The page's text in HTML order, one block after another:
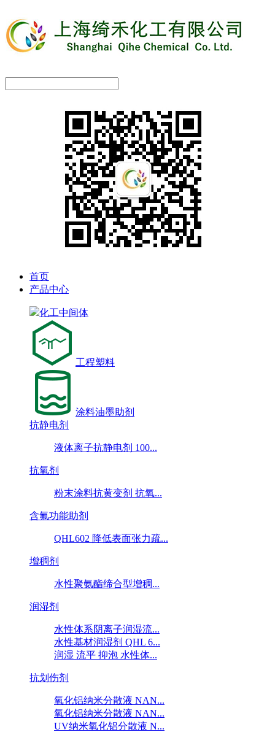
首页
产品中心
化工中间体
工程塑料
涂料油墨助剂
抗静电剂
液体离子抗静电剂 100...
抗氧剂
粉末涂料抗黄变剂 抗氧...
含氟功能助剂
QHL602 降低表面张力疏...
增稠剂
水性聚氨酯缔合型增稠...
润湿剂
水性体系阴离子润湿流...
水性基材润湿剂 QHL 6...
润湿 流平 抑泡 水性体...
抗划伤剂
氧化铝纳米分散液 NAN...
氧化铝纳米分散液 NAN...
UV纳米氧化铝分散液 N...